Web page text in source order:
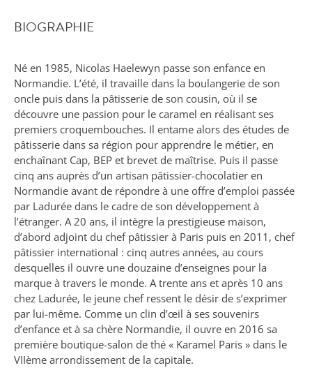
BIOGRAPHIE
Né en 1985, Nicolas Haelewyn passe son enfance en
Normandie. L’été, il travaille dans la boulangerie de son
oncle puis dans la pâtisserie de son cousin, où il se
découvre une passion pour le caramel en réalisant ses
premiers croquembouches. Il entame alors des études de
pâtisserie dans sa région pour apprendre le métier, en
enchaînant Cap, BEP et brevet de maîtrise. Puis il passe
cinq ans auprès d’un artisan pâtissier-chocolatier en
Normandie avant de répondre à une offre d’emploi passée
par Ladurée dans le cadre de son développement à
l’étranger. A 20 ans, il intègre la prestigieuse maison,
d’abord adjoint du chef pâtissier à Paris puis en 2011, chef
pâtissier international : cinq autres années, au cours
desquelles il ouvre une douzaine d’enseignes pour la
marque à travers le monde. A trente ans et après 10 ans
chez Ladurée, le jeune chef ressent le désir de s’exprimer
par lui-même. Comme un clin d’œil à ses souvenirs
d’enfance et à sa chère Normandie, il ouvre en 2016 sa
première boutique-salon de thé « Karamel Paris » dans le
VIIème arrondissement de la capitale.